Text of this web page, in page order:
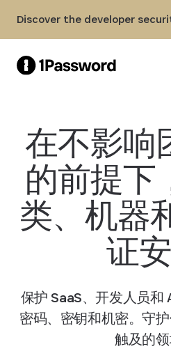
Discover the developer
在不影响
的前提下
类、机器
证
保护 SaaS、开发人员和
密码、密钥和机密。守
触及的领